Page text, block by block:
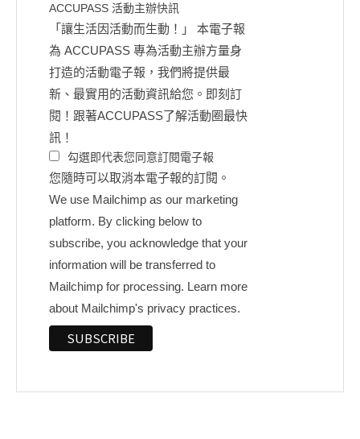
ACCUPASS 活動主辦快訊
「讓生活因活動而生動！」 本電子報
為 ACCUPASS 專為活動主辦方量身
打造的活動電子報，我們將提供最
新、最實用的活動資訊給您。即刻訂
閱！跟著ACCUPASS了解活動圈最快
訊！
勾選即代表您同意訂閱電子報
您隨時可以取消本電子報的訂閱。
We use Mailchimp as our marketing
platform. By clicking below to
subscribe, you acknowledge that your
information will be transferred to
Mailchimp for processing. Learn more
about Mailchimp's privacy practices.